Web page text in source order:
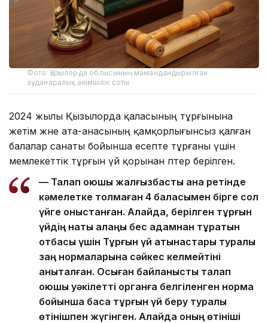
Фото: Қызылорда облысының мамандандырылған
ауданаралық әкімшілік соты
2024 жылы Қызылорда қаласының тұрғынына
жетім және ата-анасының қамқорлығынсыз қалған
балалар санаты бойынша есепте тұрғаны үшін
мемлекеттік тұрғын үй қорынан пәтер берілген.
— Талап қоюшы жалғызбасты ана ретінде
кәмелетке толмаған 4 баласымен бірге сол
үйге қоныстанған. Алайда, берілген тұрғын
үйдің нақты алаңы бес адамнан тұратын
отбасы үшін Тұрғын үй қатынастары туралы
заң нормаларына сәйкес келмейтіні
анықталған. Осыған байланысты талап
қоюшы уәкілетті органға белгіленген норма
бойынша басқа тұрғын үй беру туралы
өтінішпен жүгінген. Алайда оның өтініші